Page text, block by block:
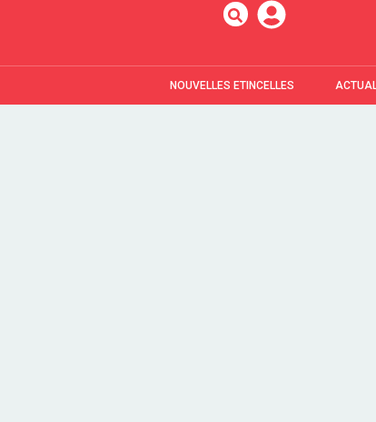
NOUVELLES ETINCELLES